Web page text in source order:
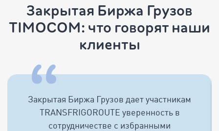
Закрытая Биржа Грузов
TIMOCOM: что говорят наши
клиенты
Закрытая Биржа Грузов дает участникам
TRANSFRIGOROUTE уверенность в
сотрудничестве с избранными